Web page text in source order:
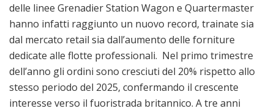
delle linee Grenadier Station Wagon e Quartermaster
hanno infatti raggiunto un nuovo record, trainate sia
dal mercato retail sia dall’aumento delle forniture
dedicate alle flotte professionali. Nel primo trimestre
dell’anno gli ordini sono cresciuti del 20% rispetto allo
stesso periodo del 2025, confermando il crescente
interesse verso il fuoristrada britannico. A tre anni